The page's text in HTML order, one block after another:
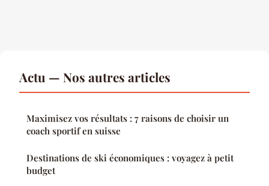
Actu — Nos autres articles
Maximisez vos résultats : 7 raisons de choisir un
coach sportif en suisse
Destinations de ski économiques : voyagez à petit
budget